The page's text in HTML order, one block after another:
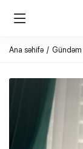
Ana səhifə Gündəm